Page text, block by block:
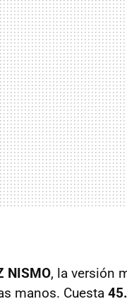
NISMO, la versión
manos. Cuesta